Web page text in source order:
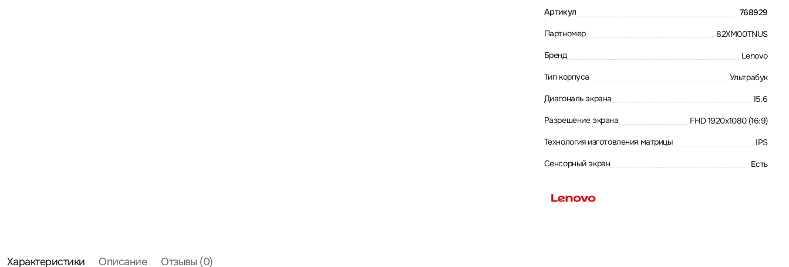
Артикул 768929
Партномер 82XM00TNUS
Бренд Lenovo
Тип корпуса Ультрабук
Диагональ экрана 15.6
Разрешение экрана FHD 1920x1080 (16:9)
Технология изготовления матрицы IPS
Сенсорный экран Есть
Характеристики Описание Отзывы (0)